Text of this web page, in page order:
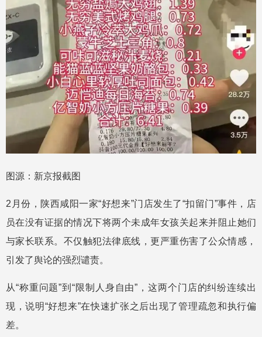
图源：新京报截图
2月份，陕西咸阳一家“好想来”门店发生了“扣留门”事件，店
员在没有证据的情况下将两个未成年女孩关起来并阻止她们
与家长联系。不仅触犯法律底线，更严重伤害了公众情感，
引发了舆论的强烈谴责。
从“称重问题”到“限制人身自由”，这两个门店的纠纷连续出
现，说明“好想来”在快速扩张之后出现了管理疏忽和执行偏
差。